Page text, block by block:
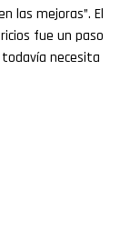
las mejoras”. El
fue un paso
necesita